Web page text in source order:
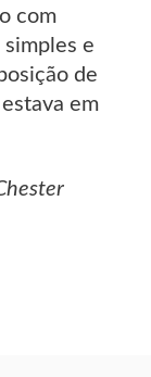
com
simples e
de
em